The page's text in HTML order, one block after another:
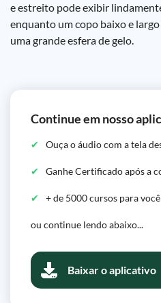
e estreito pode exibir
enquanto um copo baixo e
uma grande esfera de gelo.
Continue em nosso
Ouça o áudio com a tela
Ganhe Certificado após a
+ de 5000 cursos para
ou continue lendo abaixo...
Baixar o aplicativo